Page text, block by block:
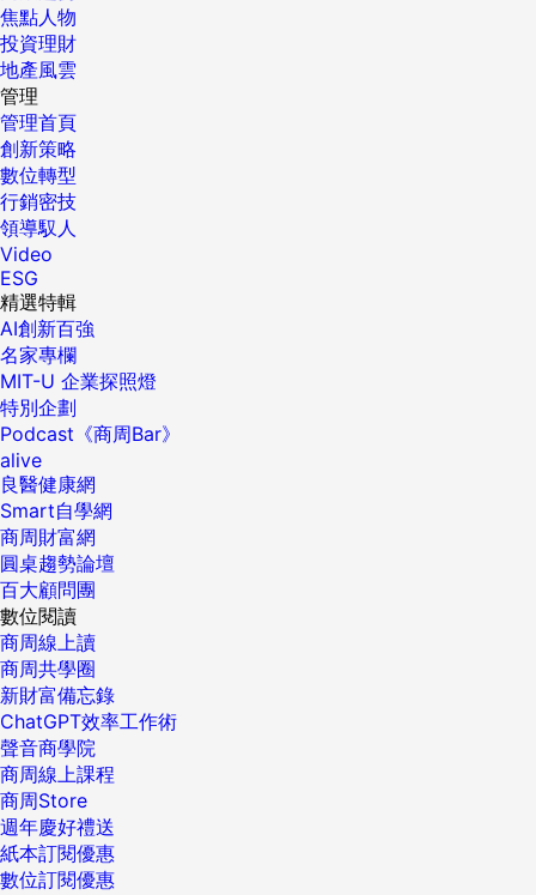
焦點人物
投資理財
地產風雲
管理
管理首頁
創新策略
數位轉型
行銷密技
領導馭人
Video
ESG
精選特輯
AI創新百強
名家專欄
MIT-U 企業探照燈
特別企劃
Podcast《商周Bar》
alive
良醫健康網
Smart自學網
商周財富網
圓桌趨勢論壇
百大顧問團
數位閱讀
商周線上讀
商周共學圈
新財富備忘錄
ChatGPT效率工作術
聲音商學院
商周線上課程
商周Store
週年慶好禮送
紙本訂閱優惠
數位訂閱優惠